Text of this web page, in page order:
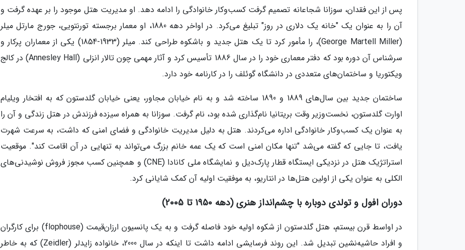
پس از این فقدان، سوزانا شجاعانه تصمیم گرفت کسب‌وکار خانوادگی را ادامه دهد. او مدیریت هتل موجود را بر عهده گرفت و
آن را به عنوان یک "خانه یک دلاری در روز" تبلیغ می‌کرد. در اواخر دهه 1880، او معمار برجسته تورنتویی، جورج مارتل میلر
(George Martell Miller)، را مأمور کرد تا یک هتل جدید و باشکوه طراحی کند. میلر (1933-1854) یکی از معماران پرکار و
سرشناس آن دوره بود که دفتر معماری خود را در سال 1886 تأسیس کرد و آثار مهمی چون تالار انزلی (Annesley Hall) در کالج
ویکتوریا و ساختمان‌های متعددی در دانشگاه گوئلف را در کارنامه خود دارد.
ساختمان جدید بین سال‌های 1889 و 1890 ساخته شد و به نام خیابان مجاور، یعنی خیابان گلدستون که به افتخار ویلیام
اوارت گلدستون، نخست‌وزیر وقت بریتانیا نام‌گذاری شده بود، نام گرفت. سوزانا به همراه سیزده فرزندش در هتل زندگی و آن را
به عنوان یک کسب‌وکار خانوادگی اداره می‌کردند. هتل به دلیل مدیریت خانوادگی و فضای امنی که داشت، به سرعت شهرت
یافت، تا جایی که گفته می‌شد "تنها مکان امنی است که یک عمه خانم بزرگ می‌تواند به تنهایی در آن اقامت کند". موقعیت
استراتژیک هتل در نزدیکی ایستگاه قطار پارک‌دیل و نمایشگاه ملی کانادا (CNE) و همچنین کسب مجوز فروش نوشیدنی‌های
الکلی به عنوان یکی از اولین هتل‌ها در انتاریو، به موفقیت اولیه آن کمک شایانی کرد.
دوران افول و تولدی دوباره با چشم‌انداز هنری (دهه 1950 تا 2005)
در اواسط قرن بیستم، هتل گلدستون از شکوه اولیه خود فاصله گرفت و به یک پانسیون ارزان‌قیمت (flophouse) برای کارگران
و افراد حاشیه‌نشین تبدیل شد. این روند فرسایشی ادامه داشت تا اینکه در سال 2000، خانواده زایدلر (Zeidler) که به خاطر